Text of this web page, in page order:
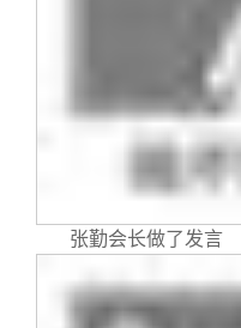
张勤会长做了发言